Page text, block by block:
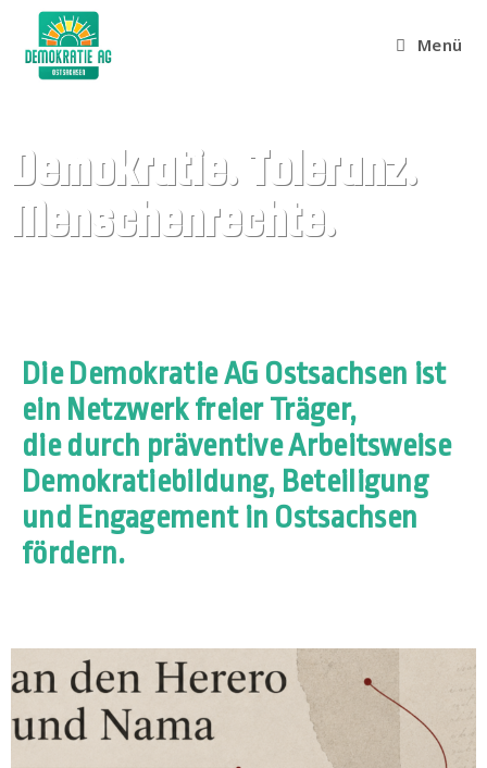
Menü
Demokratie. Toleranz.
Menschenrechte.
Die Demokratie AG Ostsachsen ist
ein Netzwerk freier Träger,
die durch präventive Arbeitsweise
Demokratiebildung, Beteiligung
und Engagement in Ostsachsen
fördern.